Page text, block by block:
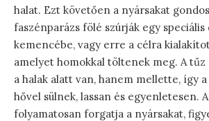
halat. Ezt követően a nyársakat
faszénparázs fölé szúrják egy speciális
kemencébe, vagy erre a célra
amelyet homokkal töltenek meg. A
a halak alatt van, hanem mellette, így
hővel sülnek, lassan és egyenletesen.
folyamatosan forgatja a nyársakat,